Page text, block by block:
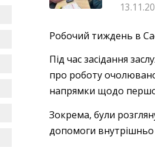
Робочий тиждень в
Під час засідання
про роботу
напрямки щодо
Зокрема, були
допомоги